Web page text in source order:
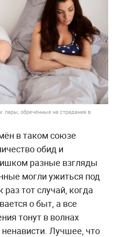
пары, обречённые на страдания в
в таком союзе
обид и
разные взгляды
могли ужиться под
тот случай, когда
о быт, а все
тонут в волнах
Лучшее, что